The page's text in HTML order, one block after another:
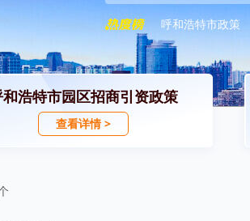
呼和浩特市政策
浩特市园区招商引资政策
查看详情 >